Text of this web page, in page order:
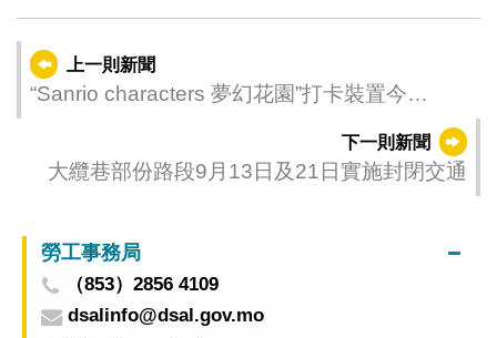
上一則新聞
“Sanrio characters 夢幻花園”打卡裝置今
下一則新聞
大纜巷部份路段9月13日及21日實施封閉交通
勞工事務局
（853）2856 4109
dsalinfo@dsal.gov.mo